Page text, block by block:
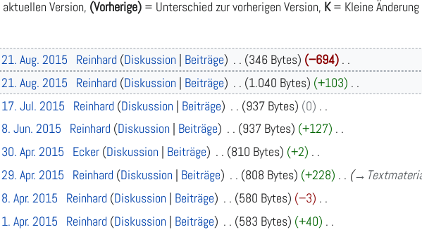
Version, (Vorherige) = Unterschied zur vorherigen Version, K= Kleine Änderung
Aug. 2015 Reinhard Diskussion Beiträge 346 Bytes
−694
Aug. 2015 Reinhard Diskussion Beiträge 1.040 Bytes
+103
Jul. 2015 Reinhard Diskussion Beiträge 937 Bytes
0
Jun. 2015 Reinhard Diskussion Beiträge 937 Bytes
+127
Apr. 2015 Ecker Diskussion Beiträge 810 Bytes
+2
Apr. 2015 Reinhard Diskussion Beiträge 808 Bytes +228 →
Apr. 2015 Reinhard Diskussion Beiträge 580 Bytes
−3
Apr. 2015 Reinhard Diskussion Beiträge 583 Bytes
+40